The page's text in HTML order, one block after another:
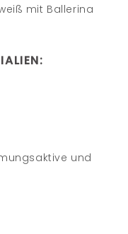
mit Ballerina
:
und